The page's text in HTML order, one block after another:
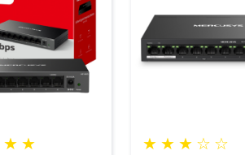
★ ★ ★ ★ ★ ☆ ☆